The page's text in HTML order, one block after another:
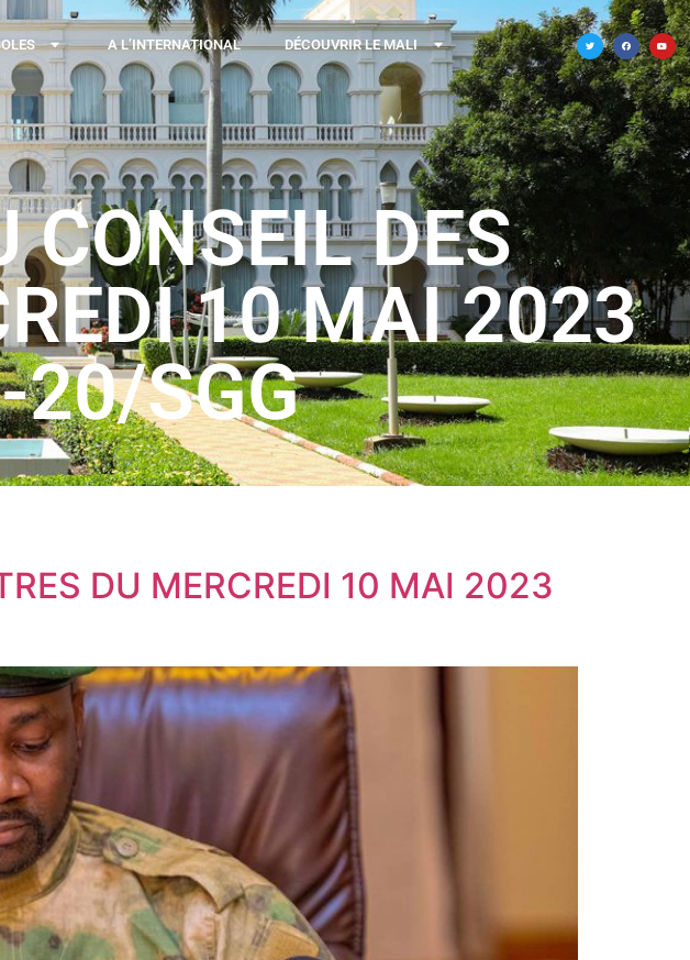
A L’INTERNATIONAL DÉCOUVRIR LE MALI
CONSEIL DES
10 MAI 2023
20/SGG
DU MERCREDI 10 MAI 2023